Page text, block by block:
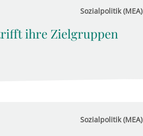
Sozialpolitik (MEA)
ihre Zielgruppen
Sozialpolitik (MEA)